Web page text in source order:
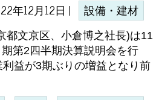
年12月12日 | 設備・建材
都文京区、小倉博之社長)は11
第2四半期決算説明会を行
益が3期ぶりの増益となり前